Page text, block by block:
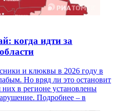
когда идти за
и клюквы в 2026 году в
Но вряд ли это остановит
в регионе установлены
Подробнее – в